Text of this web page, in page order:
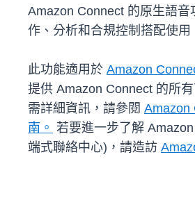
Amazon Connect 的原生語音
作、分析和合規控制搭配使用
此功能適用於 Amazon
提供 Amazon Connect 的所
需詳細資訊，請參閱 Amazon
南 。 若要進一步了解
端式聯絡中心)，請造訪